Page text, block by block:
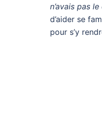
n’avais pas
d’aider se
pour s’y